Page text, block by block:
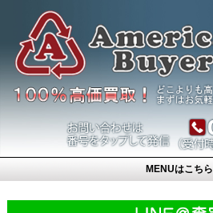
MENUはこちら